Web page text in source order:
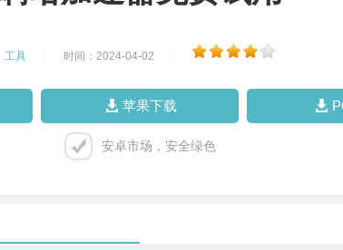
工具 时间：2024-04-02
苹果下载
安卓市场，安全绿色